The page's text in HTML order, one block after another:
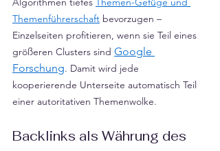
Themenführerschaft bevorzugen –
Einzelseiten profitieren, wenn sie Teil eines
größeren Clusters sind Google
Forschung. Damit wird jede
kooperierende Unterseite automatisch Teil
einer autoritativen Themenwolke.
Backlinks als Währung des